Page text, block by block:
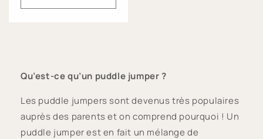
Qu’est-ce qu’un puddle jumper ?
Les puddle jumpers sont devenus très populaires
auprès des parents et on comprend pourquoi ! Un
puddle jumper est en fait un mélange de